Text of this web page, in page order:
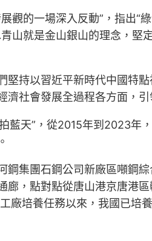
觀的一場深入反動”，指出“
山就是金山銀山的理念，堅
堅持以習近平新時代中國特
濟社會發展全過程各方面，
藍天”，從2015年到2023
鋼集團石鋼公司新廠區噸鋼
廊，點對點從唐山港京唐港
廠培養任務以來，我國已培